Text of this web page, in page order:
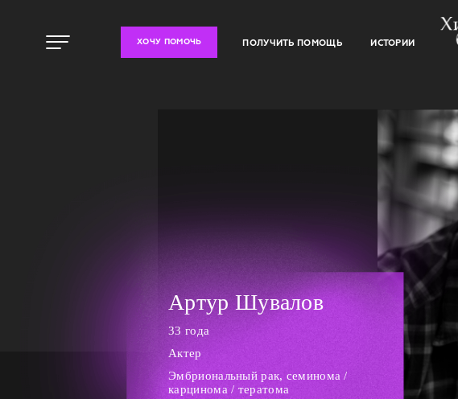
ХОЧУ ПОМОЧЬ ПОЛУЧИТЬ ПОМОЩЬ ИСТОРИИ
Артур Шувалов
33 года
Актер
Эмбриональный рак, семинома /
карцинома / тератома